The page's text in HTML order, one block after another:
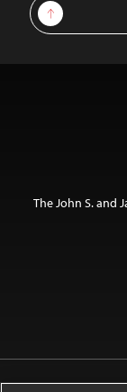
Sign Up
The John S. and